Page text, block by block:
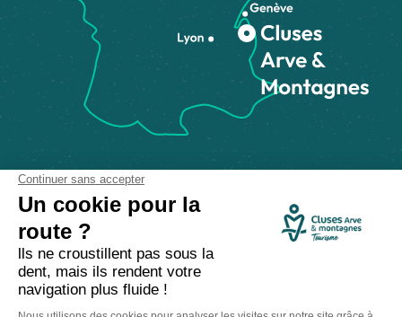
Comment venir ?
Made with by IRIS Interactive
Mentions légales - Politique de confidentialité
Accessibilité numérique